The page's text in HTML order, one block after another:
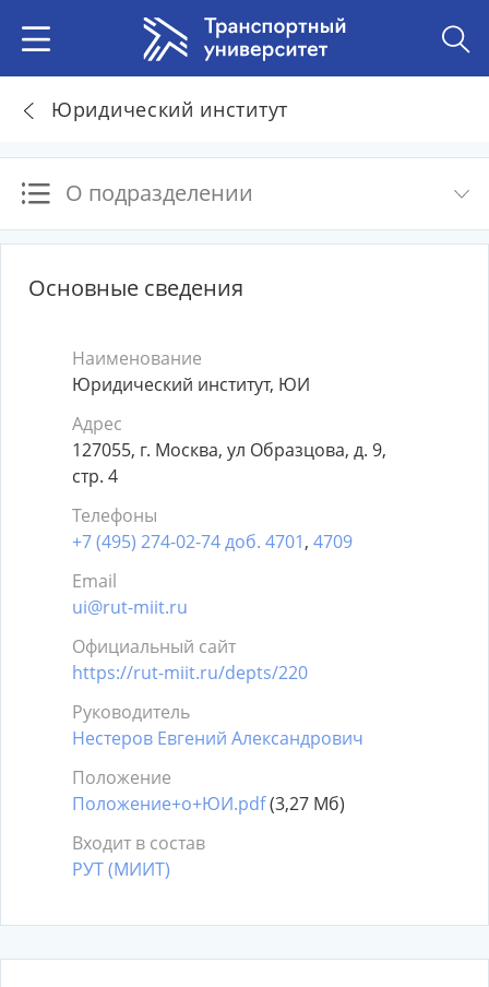
Юридический институт
О подразделении
Основные сведения
Наименование
Юридический институт, ЮИ
Адрес
127055, г. Москва, ул Образцова, д. 9,
стр. 4
Телефоны
+7 (495) 274-02-74 доб. 4701, 4709
Email
ui@rut-miit.ru
Официальный сайт
https://rut-miit.ru/depts/220
Руководитель
Нестеров Евгений Александрович
Положение
Положение+о+ЮИ.pdf(3,27 Мб)
Входит в состав
РУТ (МИИТ)